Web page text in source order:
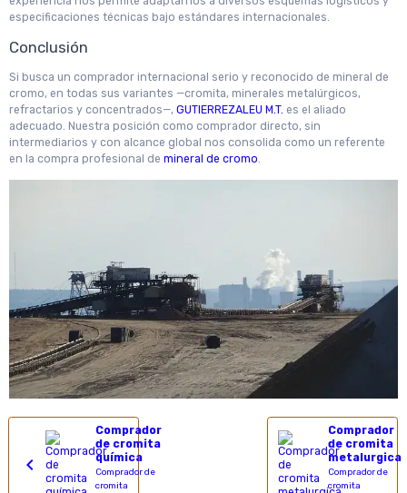
especificaciones técnicas bajo estándares internacionales.
Conclusión
Si busca un comprador internacional serio y reconocido de mineral de
cromo, en todas sus variantes —cromita, minerales metalúrgicos,
refractarios y concentrados—, GUTIERREZALEU M.T. es el aliado
adecuado. Nuestra posición como comprador directo, sin
intermediarios y con alcance global nos consolida como un referente
en la compra profesional de mineral de cromo.
Comprador
de cromita
química
Comprador de
cromita
Comprador
de cromita
metalurgica
Comprador de
cromita